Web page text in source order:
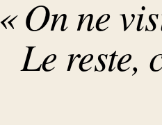
« On ne
Le reste,